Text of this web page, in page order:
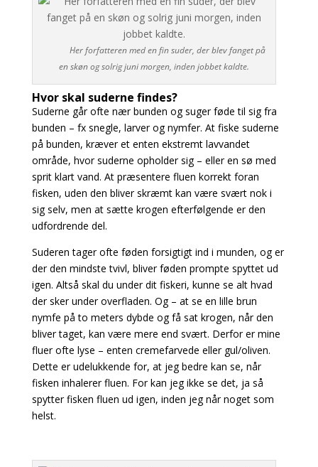
Her forfatteren med en fin suder, der blev fanget på
en skøn og solrig juni morgen, inden jobbet kaldte.
Hvor skal suderne findes?
Suderne går ofte nær bunden og suger føde til sig fra
bunden – fx snegle, larver og nymfer. At fiske suderne
på bunden, kræver et enten ekstremt lavvandet
område, hvor suderne opholder sig – elleren sø med
sprit klart vand. At præsentere fluen korrekt foran
fisken, uden den bliver skræmt kan være svært nok i
sig selv, men at sætte krogen efterfølgende er den
udfordrende del.
Suderen tager ofte føden forsigtigt ind i munden, og er
der den mindste tvivl, bliver føden prompte spyttet ud
igen. Altså skal du under dit fiskeri, kunne se alt hvad
der sker under overfladen. Og – at se en lille brun
nymfe på to meters dybde og få sat krogen, når den
bliver taget, kan være mere end svært. Derfor er mine
fluer ofte lyse – enten cremefarvede eller gul/oliven.
Dette er udelukkende for, at jeg bedre kan se, når
fisken inhalerer fluen. For kan jeg ikke se det, ja så
spytter fisken fluen ud igen, inden jeg når noget som
helst.